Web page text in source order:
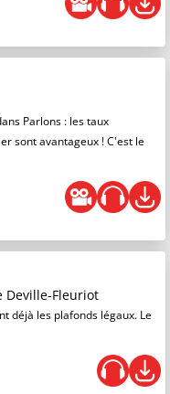
Parlons : les taux
sont avantageux ! C'est le
Deville-Fleuriot
déjà les plafonds légaux. Le